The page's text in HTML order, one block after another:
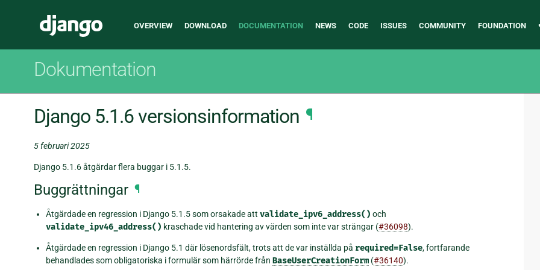
Django
Main
OVERVIEW DOWNLOAD DOCUMENTATION NEWS CODE ISSUES COMMUNITY FOUNDATION
Dokumentation
Django 5.1.6 versionsinformation ¶
5 februari 2025
Django 5.1.6 åtgärdar flera buggar i 5.1.5.
Buggrättningar ¶
Åtgärdade en regression i Django 5.1.5 som orsakade att validate_ipv6_address() och
validate_ipv46_address() kraschade vid hantering av värden som inte var strängar (#36098).
Åtgärdade en regression i Django 5.1 där lösenordsfält, trots att de var inställda på required=False, fortfarande
behandlades som obligatoriska i formulär som härrörde från BaseUserCreationForm (#36140).